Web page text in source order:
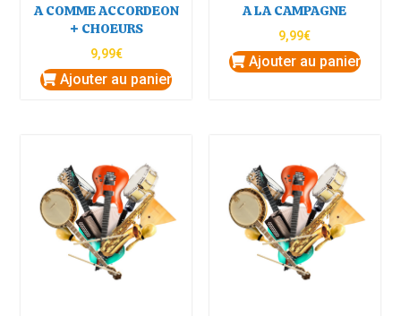
A COMME ACCORDEON
+ CHOEURS
9,99€
Ajouter au panier
A LA CAMPAGNE
9,99€
Ajouter au panier